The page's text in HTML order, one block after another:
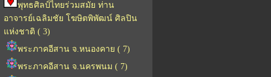
พุทธศิลป์ไทยร่วมสมัย ท่าน
อาจารย์เฉลิมชัย โฆษิตพิพัฒน์ ศิลปิน
แห่งชาติ ( 3)
พระภาคอีสาน จ.หนองคาย ( 7)
พระภาคอีสาน จ.นครพนม ( 7)